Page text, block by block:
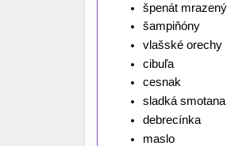
špenát mrazený
šampiňóny
vlašské orechy
cibuľa
cesnak
sladká smotana
debrecínka
maslo